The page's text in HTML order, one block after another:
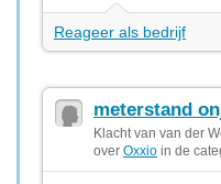
Reageer als bedrijf
meterstand
Klacht van van der
over Oxxio in de